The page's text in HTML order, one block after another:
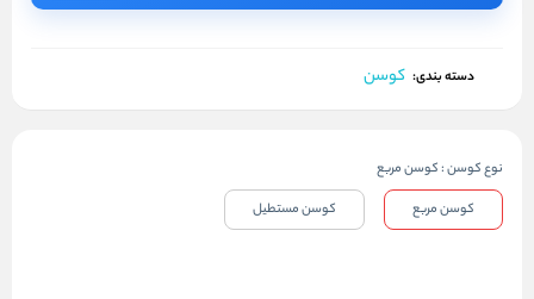
دسته بندی: کوسن
نوع کوسن:کوسن مربع
کوسن مربع
کوسن مستطیل